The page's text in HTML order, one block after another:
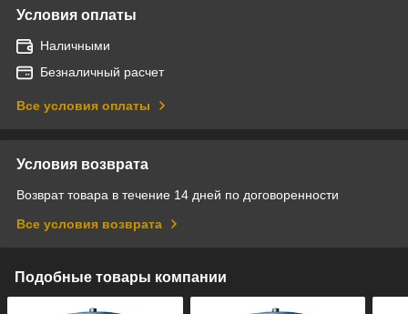
Условия оплаты
Наличными
Безналичный расчет
Все условия оплаты
Условия возврата
Возврат товара в течение 14 дней по договоренности
Все условия возврата
Подобные товары компании